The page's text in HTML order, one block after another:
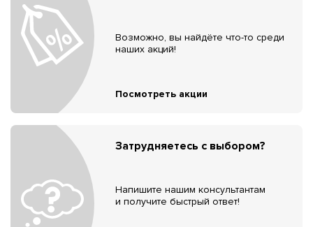
Возможно, вы найдёте что-то среди
наших акций!
Посмотреть акции
Затрудняетесь с выбором?
Напишите нашим консультантам
и получите быстрый ответ!